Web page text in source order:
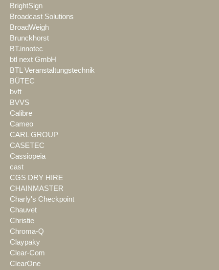
BrightSign
Broadcast Solutions
BroadWeigh
Brunckhorst
BT.innotec
btl next GmbH
BTL Veranstaltungstechnik
BÜTEC
bvft
BVVS
Calibre
Cameo
CARL GROUP
CASETEC
Cassiopeia
cast
CGS DRY HIRE
CHAINMASTER
Charly's Checkpoint
Chauvet
Christie
Chroma-Q
Claypaky
Clear-Com
ClearOne